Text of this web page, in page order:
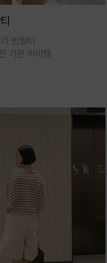
반팔티
기본 아이템